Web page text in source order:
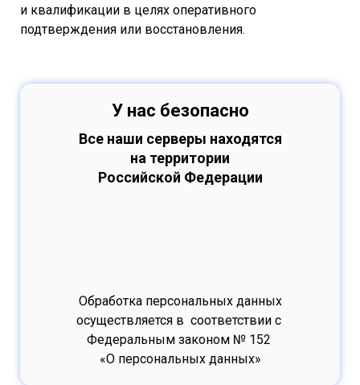
и квалификации в целях оперативного
подтверждения или восстановления.
У нас безопасно
Все наши серверы находятся
на территории
Российской Федерации
Обработка персональных данных
осуществляется в соответствии с
Федеральным законом № 152
«О персональных данных»